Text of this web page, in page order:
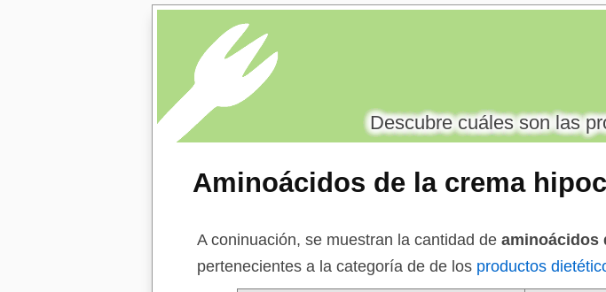
Aminoácidos de la crema
Descubre cuáles son las
A coninuación, se muestran la cantidad de aminoácidos
pertenecientes a la categoría de de los productos